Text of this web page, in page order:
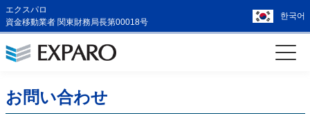
エクスパロ
資金移動業者 関東財務局長第00018号
한국어
お問い合わせ